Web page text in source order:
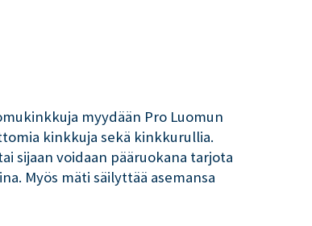
myydään Pro Luomun
kinkkuja sekä kinkkurullia.
sijaan voidaan pääruokana tarjota
Myös mäti säilyttää asemansa